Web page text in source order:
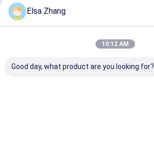
推薦されたプロダクト
Elsa Zhang
10:12 AM
Good day, what product are you looking for?